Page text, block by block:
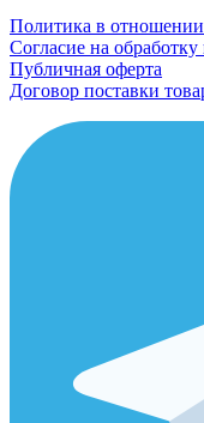
Политика в
Согласие на
Публичная оферта
Договор поставки